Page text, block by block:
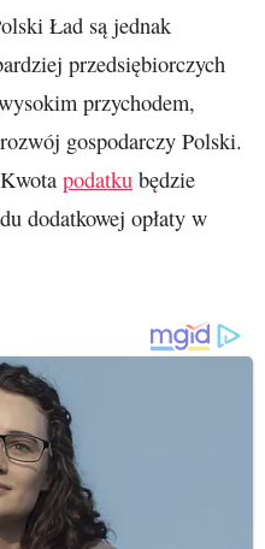
Ład są jednak
przedsiębiorczych
przychodem,
gospodarczy Polski.
podatku będzie
dodatkowej opłaty w